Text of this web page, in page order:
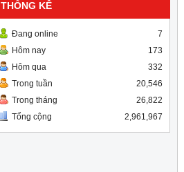
THỐNG KÊ
Đang online
7
Hôm nay
173
Hôm qua
332
Trong tuần
20,546
Trong tháng
26,822
Tổng cộng
2,961,967